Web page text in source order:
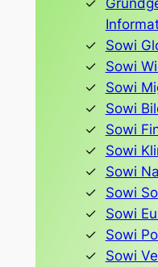
Sowi
Sowi
Sowi
Sowi
Sowi
Sowi
Sowi
Sowi
Sowi
Sowi
Sowi